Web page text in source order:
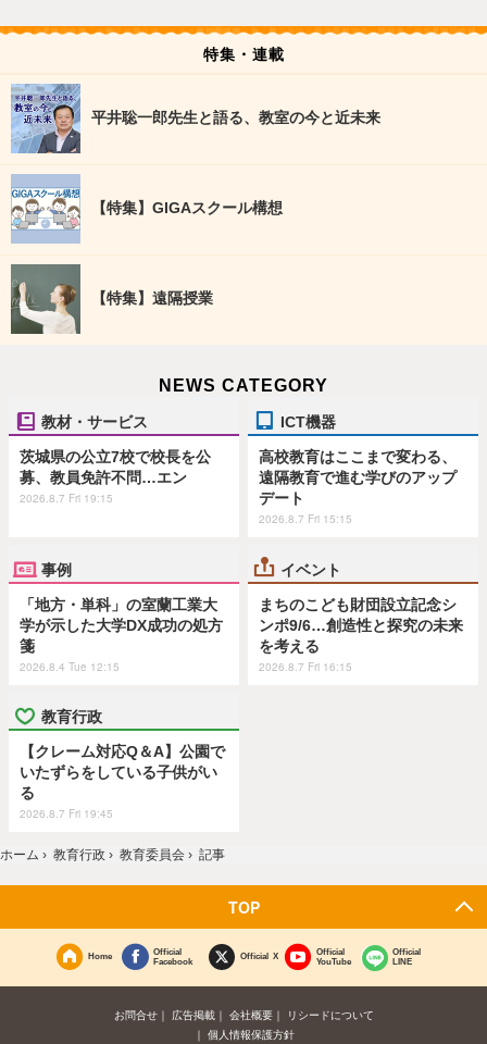
特集・連載
平井聡一郎先生と語る、教室の今と近未来
【特集】GIGAスクール構想
【特集】遠隔授業
NEWS CATEGORY
教材・サービス
茨城県の公立7校で校長を公
募、教員免許不問…エン
2026.8.7 Fri 19:15
ICT機器
高校教育はここまで変わる、
遠隔教育で進む学びのアップ
デート
2026.8.7 Fri 15:15
事例
「地方・単科」の室蘭工業大
学が示した大学DX成功の処方
箋
2026.8.4 Tue 12:15
イベント
まちのこども財団設立記念シ
ンポ9/6…創造性と探究の未来
を考える
2026.8.7 Fri 16:15
教育行政
【クレーム対応Q＆A】公園で
いたずらをしている子供がい
る
2026.8.7 Fri 19:45
ホーム › 教育行政 › 教育委員会 › 記事
TOP
Home
Official
Facebook
Official X
Official
YouTube
Official
LINE
お問合せ 広告掲載 会社概要
リシードについて
個人情報保護方針